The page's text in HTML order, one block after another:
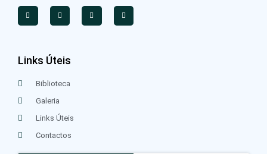
Links Úteis
Biblioteca
Galeria
Links Úteis
Contactos